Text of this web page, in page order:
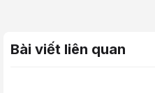
Bài viết liên quan